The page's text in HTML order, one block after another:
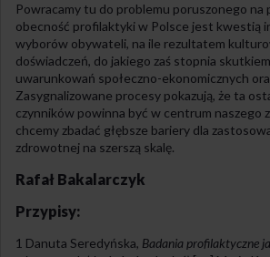
Powracamy tu do problemu poruszonego na
obecność profilaktyki w Polsce jest kwestią
wyborów obywateli, na ile rezultatem
doświadczeń, do jakiego zaś stopnia
uwarunkowań społeczno-ekonomicznych
Zasygnalizowane procesy pokazują, że ta
czynników powinna być w centrum naszego
chcemy zbadać głębsze bariery dla
zdrowotnej na szerszą skalę.
Rafał Bakalarczyk
Przypisy:
1 Danuta Seredyńska, Badania profilaktyczne